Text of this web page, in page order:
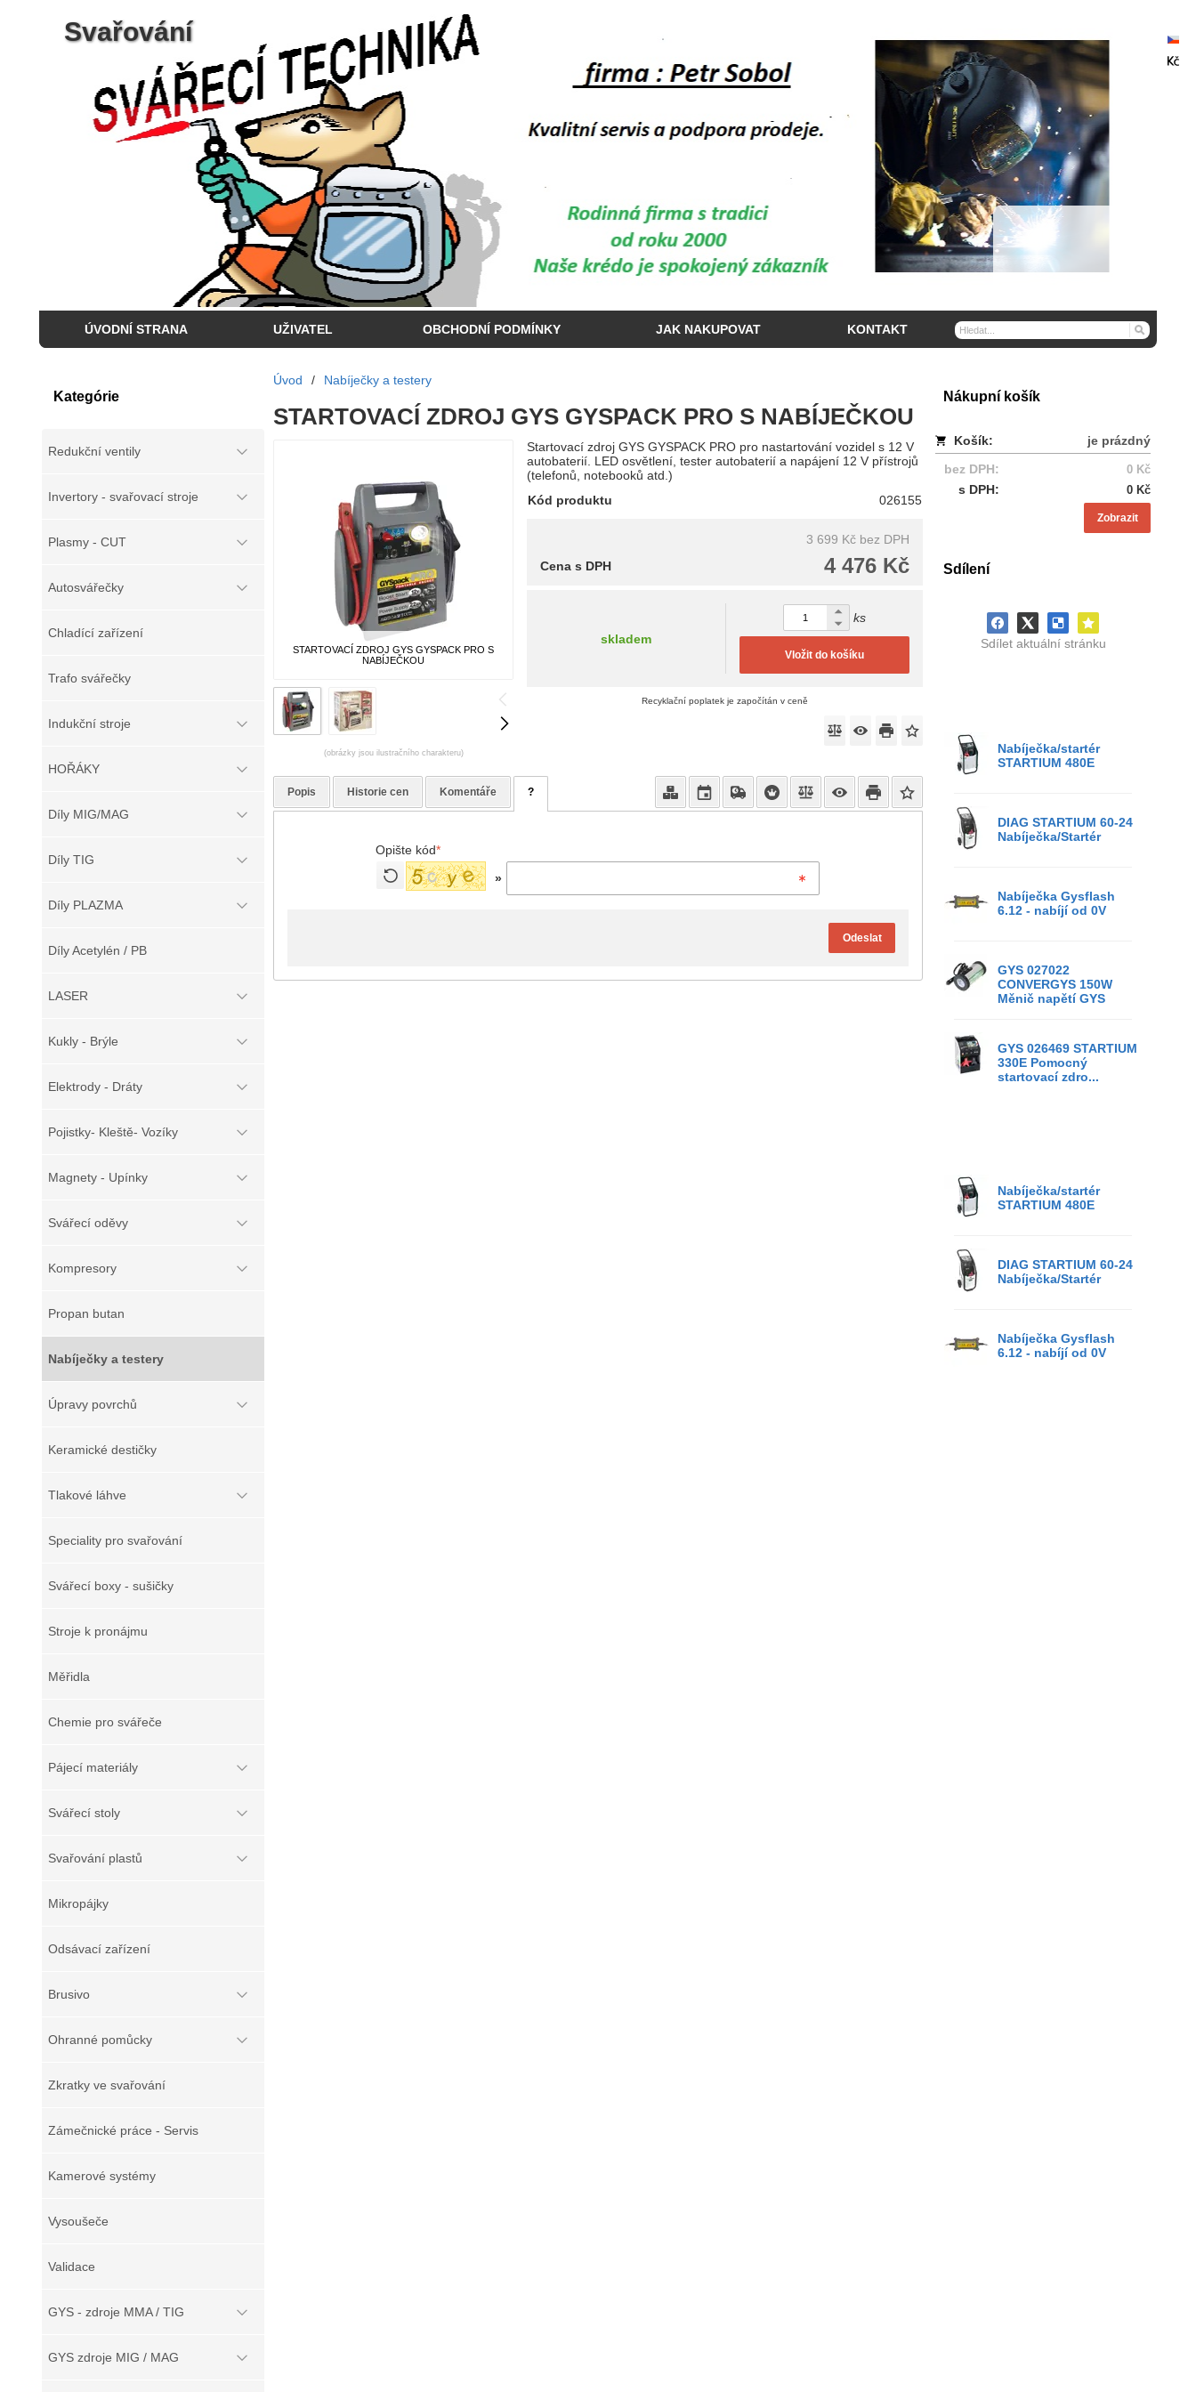
Svařování
ÚVODNÍ STRANA UŽIVATEL OBCHODNÍ PODMÍNKY JAK NAKUPOVAT KONTAKT
Nákupní košík
Košík:
je prázdný
bez DPH:
0 Kč
s DPH: 0 Kč
Zobrazit
Sdílení
Sdílet aktuální stránku
Nabíječka/startér
STARTIUM 480E
DIAG STARTIUM 60-24
Nabíječka/Startér
Nabíječka Gysflash
6.12 - nabíjí od 0V
GYS 027022
CONVERGYS 150W
Měnič napětí GYS
GYS 026469 STARTIUM
330E Pomocný
startovací zdro...
Nabíječka/startér
STARTIUM 480E
DIAG STARTIUM 60-24
Nabíječka/Startér
Nabíječka Gysflash
6.12 - nabíjí od 0V
Kategórie
Redukční ventily
Invertory - svařovací stroje
Plasmy - CUT
Autosvářečky
Chladící zařízení
Trafo svářečky
Indukční stroje
HOŘÁKY
Díly MIG/MAG
Díly TIG
Díly PLAZMA
Díly Acetylén / PB
LASER
Kukly - Brýle
Elektrody - Dráty
Pojistky- Kleště- Vozíky
Magnety - Upínky
Svářecí oděvy
Kompresory
Propan butan
Nabíječky a testery
Úpravy povrchů
Keramické destičky
Tlakové láhve
Speciality pro svařování
Svářecí boxy - sušičky
Stroje k pronájmu
Měřidla
Chemie pro svářeče
Pájecí materiály
Svářecí stoly
Svařování plastů
Mikropájky
Odsávací zařízení
Brusivo
Ohranné pomůcky
Zkratky ve svařování
Zámečnické práce - Servis
Kamerové systémy
Vysoušeče
Validace
GYS - zdroje MMA / TIG
GYS zdroje MIG / MAG
Úvod / Nabíječky a testery
STARTOVACÍ ZDROJ GYS GYSPACK PRO S NABÍJEČKOU
STARTOVACÍ ZDROJ GYS GYSPACK PRO S
NABÍJEČKOU
(obrázky jsou ilustračního charakteru)
Startovací zdroj GYS GYSPACK PRO pro nastartování vozidel s 12 V
autobaterií. LED osvětlení, tester autobaterií a napájení 12 V přístrojů
(telefonů, notebooků atd.)
Kód produktu
026155
3 699 Kč bez DPH
4 476 Kč
Cena s DPH
skladem
ks
Vložit do košíku
Recyklační poplatek je započítán v ceně
Popis Historie cen Komentáře ?
Opište kód*
»
Odeslat